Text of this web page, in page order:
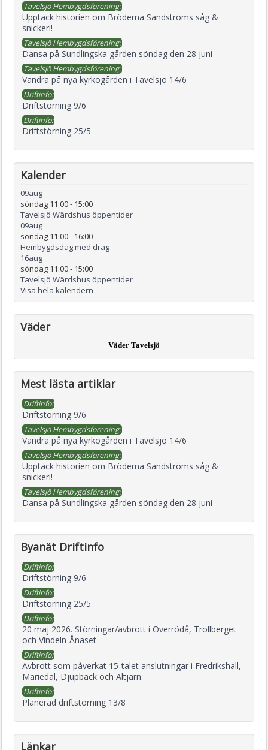
Tavelsjö Hembygdsförening:
Upptäck historien om Bröderna Sandströms såg &
snickeri!
Tavelsjö Hembygdsförening:
Dansa på Sundlingska gården söndag den 28 juni
Tavelsjö Hembygdsförening:
Vandra på nya kyrkogården i Tavelsjö 14/6
Driftinfo:
Driftstörning 9/6
Driftinfo:
Driftstörning 25/5
Kalender
09aug
söndag 11:00- 15:00
Tavelsjö Wärdshus öppentider
09aug
söndag 11:00- 16:00
Hembygdsdag med drag
16aug
söndag 11:00- 15:00
Tavelsjö Wärdshus öppentider
Visa hela kalendern
Väder
Väder Tavelsjö
Mest lästa artiklar
Driftinfo:
Driftstörning 9/6
Tavelsjö Hembygdsförening:
Vandra på nya kyrkogården i Tavelsjö 14/6
Tavelsjö Hembygdsförening:
Upptäck historien om Bröderna Sandströms såg &
snickeri!
Tavelsjö Hembygdsförening:
Dansa på Sundlingska gården söndag den 28 juni
Byanät Driftinfo
Driftinfo:
Driftstörning 9/6
Driftinfo:
Driftstörning 25/5
Driftinfo:
20 maj 2026. Störningar/avbrott i Överrödå, Trollberget
och Vindeln-Ånäset
Driftinfo:
Avbrott som påverkat 15-talet anslutningar i Fredrikshall,
Mariedal, Djupbäck och Altjärn.
Driftinfo:
Planerad driftstörning 13/8
Länkar